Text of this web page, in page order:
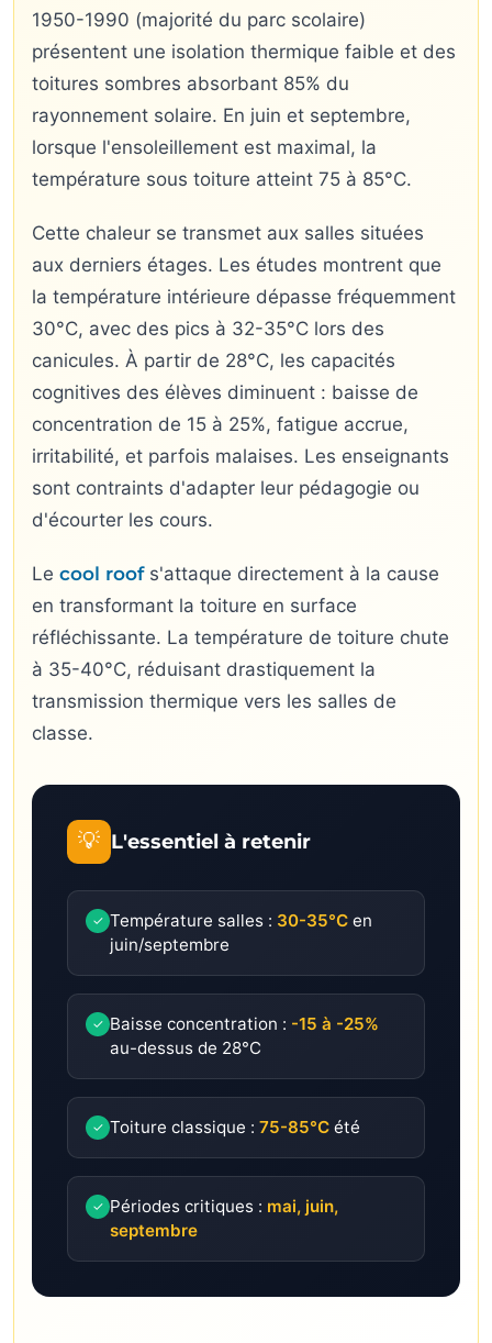
1950-1990 (majorité du parc scolaire)
présentent une isolation thermique faible et des
toitures sombres absorbant 85% du
rayonnement solaire. En juin et septembre,
lorsque l'ensoleillement est maximal, la
température sous toiture atteint 75 à 85°C.
Cette chaleur se transmet aux salles situées
aux derniers étages. Les études montrent que
la température intérieure dépasse fréquemment
30°C, avec des pics à 32-35°C lors des
canicules. À partir de 28°C, les capacités
cognitives des élèves diminuent : baisse de
concentration de 15 à 25%, fatigue accrue,
irritabilité, et parfois malaises. Les enseignants
sont contraints d'adapter leur pédagogie ou
d'écourter les cours.
Le cool roofs'attaque directement à la cause
en transformant la toiture en surface
réfléchissante. La température de toiture chute
à 35-40°C, réduisant drastiquement la
transmission thermique vers les salles de
classe.
💡 L'essentiel à retenir
✓ Température salles : 30-35°C en
juin/septembre
✓ Baisse concentration : -15 à -25%
au-dessus de 28°C
✓ Toiture classique : 75-85°C été
✓ Périodes critiques : mai, juin,
septembre